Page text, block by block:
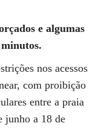
e algumas
nos acessos
com proibição
entre a praia
junho a 18 de